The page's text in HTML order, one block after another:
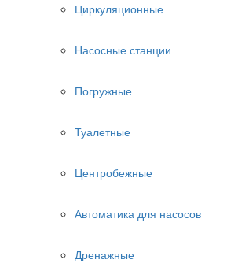
Циркуляционные
Насосные станции
Погружные
Туалетные
Центробежные
Автоматика для насосов
Дренажные